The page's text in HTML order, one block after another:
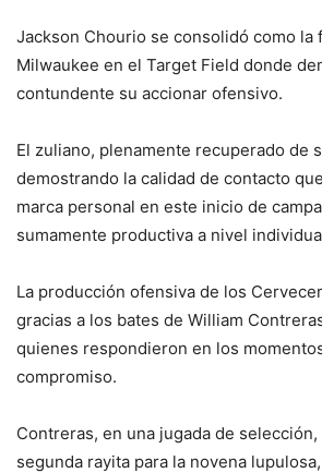
Jackson Chourio se consolidó como la
Milwaukee en el Target Field donde
contundente su accionar ofensivo.
El zuliano, plenamente recuperado de
demostrando la calidad de contacto
marca personal en este inicio de
sumamente productiva a nivel
La producción ofensiva de los
gracias a los bates de William
quienes respondieron en los
compromiso.
Contreras, en una jugada de
segunda rayita para la novena